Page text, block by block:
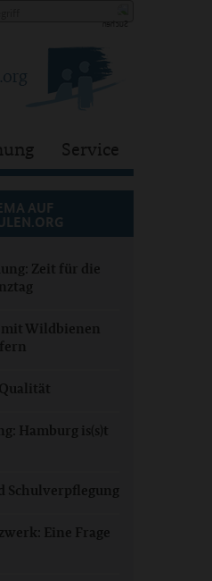
Service
AUF
Zeit für die
mit Wildbienen
Hamburg is(s)t
Schulverpflegung
Eine Frage